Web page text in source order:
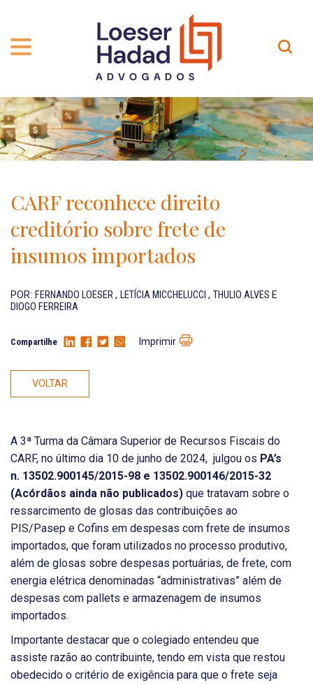
QUEM SOMOS
TRAJETÓRIA
INCLUSÃO E DIVERSIDADE
PRÊMIOS
NOSSA EQUIPE
ÁREAS DE ATUAÇÃO
PROFISSIONAIS
CARREIRA
Contato
Localização
CARF reconhece direito
creditório sobre frete de
insumos importados
POR: FERNANDO LOESER, LETÍCIA MICCHELUCCI , THULIO ALVES E
DIOGO FERREIRA
Compartilhe Imprimir
VOLTAR
A 3ª Turma da Câmara Superior de Recursos Fiscais do
CARF, no último dia 10 de junho de 2024, julgou os PA’s
n. 13502.900145/2015-98 e 13502.900146/2015-32
(Acórdãos ainda não publicados) que tratavam sobre o
ressarcimento de glosas das contribuições ao
PIS/Pasep e Cofins em despesas com frete de insumos
importados, que foram utilizados no processo produtivo,
além de glosas sobre despesas portuárias, de frete, com
energia elétrica denominadas “administrativas” além de
despesas com pallets e armazenagem de insumos
importados.
Importante destacar que o colegiado entendeu que
assiste razão ao contribuinte, tendo em vista que restou
obedecido o critério de exigência para que o frete seja